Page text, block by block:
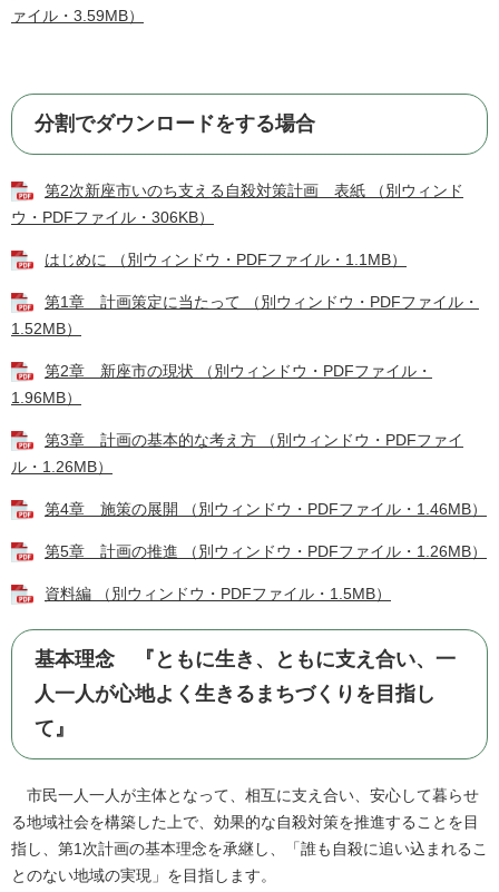
ァイル・3.59MB）
分割でダウンロードをする場合
第2次新座市いのち支える自殺対策計画 表紙 （別ウィンド
ウ・PDFファイル・306KB）
はじめに （別ウィンドウ・PDFファイル・1.1MB）
第1章 計画策定に当たって （別ウィンドウ・PDFファイル・
1.52MB）
第2章 新座市の現状 （別ウィンドウ・PDFファイル・
1.96MB）
第3章 計画の基本的な考え方 （別ウィンドウ・PDFファイ
ル・1.26MB）
第4章 施策の展開 （別ウィンドウ・PDFファイル・1.46MB）
第5章 計画の推進 （別ウィンドウ・PDFファイル・1.26MB）
資料編 （別ウィンドウ・PDFファイル・1.5MB）
基本理念 『ともに生き、ともに支え合い、一
人一人が心地よく生きるまちづくりを目指し
て』
市民一人一人が主体となって、相互に支え合い、安心して暮らせ
る地域社会を構築した上で、効果的な自殺対策を推進することを目
指し、第1次計画の基本理念を承継し、「誰も自殺に追い込まれるこ
とのない地域の実現」を目指します。